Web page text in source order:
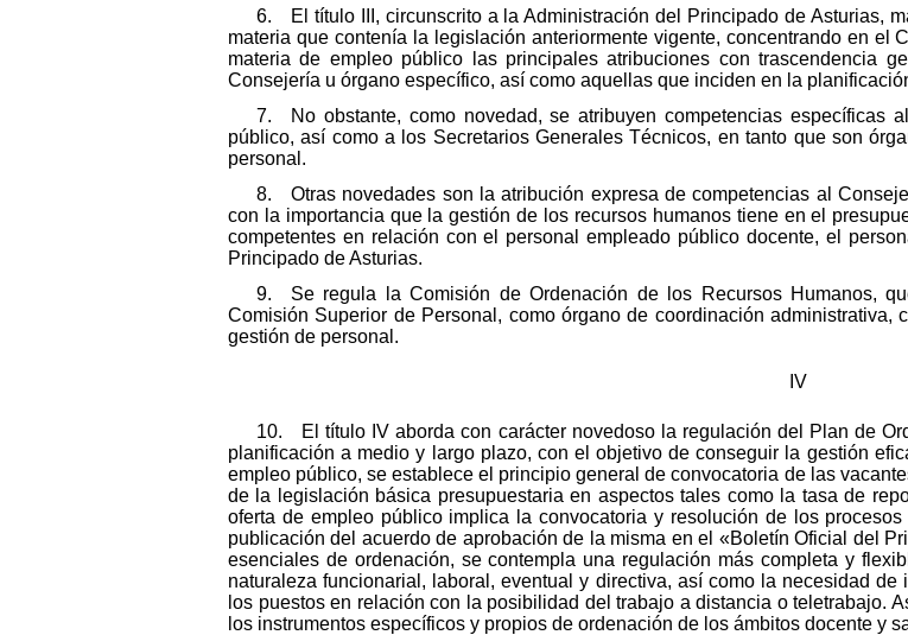
6. El título III, circunscrito a la Administración del Principado de Asturias,
materia que contenía la legislación anteriormente vigente, concentrando en el
materia de empleo público las principales atribuciones con trascendencia
Consejería u órgano específico, así como aquellas que inciden en la
7. No obstante, como novedad, se atribuyen competencias específicas
público, así como a los Secretarios Generales Técnicos, en tanto que son
personal.
8. Otras novedades son la atribución expresa de competencias al
con la importancia que la gestión de los recursos humanos tiene en el
competentes en relación con el personal empleado público docente, el
Principado de Asturias.
9. Se regula la Comisión de Ordenación de los Recursos Humanos,
Comisión Superior de Personal, como órgano de coordinación
gestión de personal.
IV
10. El título IV aborda con carácter novedoso la regulación del Plan de
planificación a medio y largo plazo, con el objetivo de conseguir la gestión
empleo público, se establece el principio general de convocatoria de las
de la legislación básica presupuestaria en aspectos tales como la tasa de
oferta de empleo público implica la convocatoria y resolución de los
publicación del acuerdo de aprobación de la misma en el «Boletín Oficial del
esenciales de ordenación, se contempla una regulación más completa y
naturaleza funcionarial, laboral, eventual y directiva, así como la necesidad
los puestos en relación con la posibilidad del trabajo a distancia o teletrabajo.
los instrumentos específicos y propios de ordenación de los ámbitos docente y